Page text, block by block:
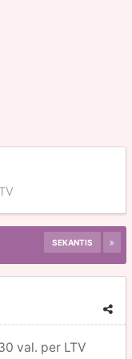
SEKANTIS
val. per LTV